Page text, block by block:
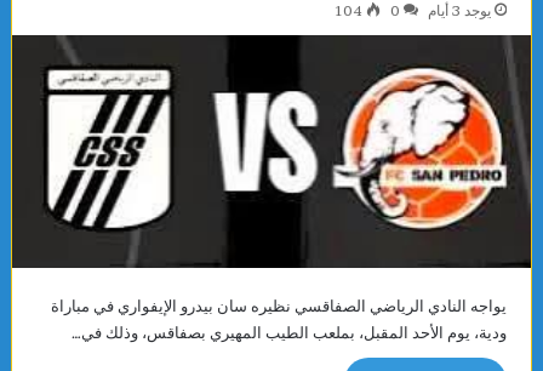
يوجد 3 أيام 0
104
يواجه النادي الرياضي الصفاقسي نظيره سان بيدرو الإيفواري في مباراة
ودية، يوم الأحد المقبل، بملعب الطيب المهيري بصفاقس، وذلك في…